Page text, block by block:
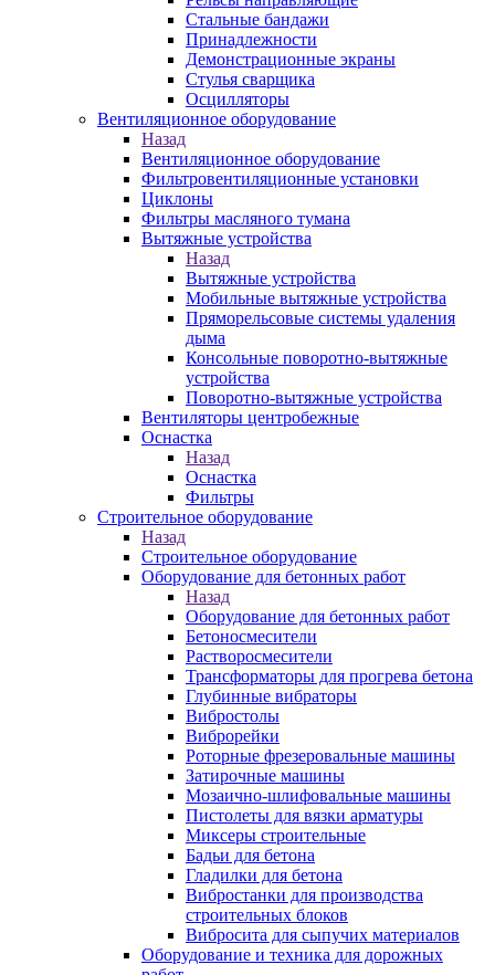
Стальные бандажи
Принадлежности
Демонстрационные экраны
Стулья сварщика
Осцилляторы
Вентиляционное оборудование
Назад
Вентиляционное оборудование
Фильтровентиляционные установки
Циклоны
Фильтры масляного тумана
Вытяжные устройства
Назад
Вытяжные устройства
Мобильные вытяжные устройства
Пряморельсовые системы удаления
дыма
Консольные поворотно-вытяжные
устройства
Поворотно-вытяжные устройства
Вентиляторы центробежные
Оснастка
Назад
Оснастка
Фильтры
Строительное оборудование
Назад
Строительное оборудование
Оборудование для бетонных работ
Назад
Оборудование для бетонных работ
Бетоносмесители
Растворосмесители
Трансформаторы для прогрева бетона
Глубинные вибраторы
Вибростолы
Виброрейки
Роторные фрезеровальные машины
Затирочные машины
Мозаично-шлифовальные машины
Пистолеты для вязки арматуры
Миксеры строительные
Бадьи для бетона
Гладилки для бетона
Вибростанки для производства
строительных блоков
Вибросита для сыпучих материалов
Оборудование и техника для дорожных